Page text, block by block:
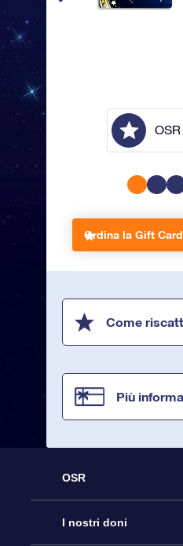
Ordina la Gift
Come
Più
OSR
Assistenza
I nostri doni